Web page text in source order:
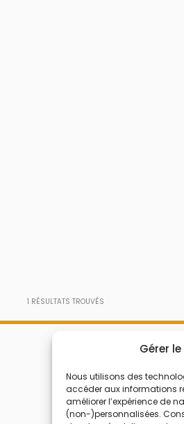
Gérer
Nous utilisons des
accéder aux informations
améliorer l’expérience de
(non-)personnalisées.
1 RÉSULTATS TROUVÉS
Mes Bons
FAQ
Qui sommes
Contactez-